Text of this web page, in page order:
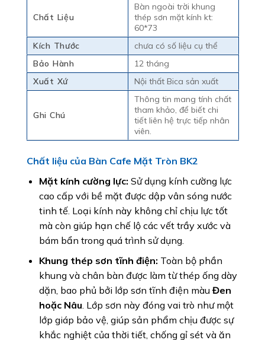
Chất Liệu
Bàn ngoài trời khung
thép sơn mặt kính kt:
60*73
Kích Thước
chưa có số liệu cụ thể
Bảo Hành
12 tháng
Xuất Xứ
Nội thất Bica sản xuất
Ghi Chú
Thông tin mang tính chất
tham khảo, để biết chi
tiết liên hệ trực tiếp nhân
viên.
Chất liệu của Bàn Cafe Mặt Tròn BK2
Mặt kính cường lực: Sử dụng kính cường lực
cao cấp với bề mặt được dập vân sóng nước
tinh tế. Loại kính này không chỉ chịu lực tốt
mà còn giúp hạn chế lộ các vết trầy xước và
bám bẩn trong quá trình sử dụng.
Khung thép sơn tĩnh điện: Toàn bộ phần
khung và chân bàn được làm từ thép ống dày
dặn, bao phủ bởi lớp sơn tĩnh điện màu Đen
hoặc Nâu. Lớp sơn này đóng vai trò như một
lớp giáp bảo vệ, giúp sản phẩm chịu được sự
khắc nghiệt của thời tiết, chống gỉ sét và ăn